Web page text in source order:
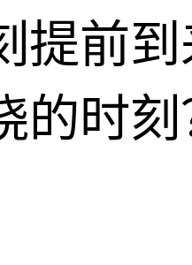
提前
的时